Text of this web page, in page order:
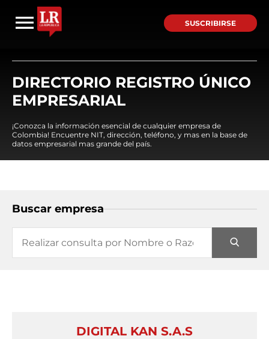
SUSCRIBIRSE
DIRECTORIO REGISTRO ÚNICO
EMPRESARIAL
¡Conozca la información esencial de cualquier empresa de
Colombia! Encuentre NIT, dirección, teléfono, y mas en la base de
datos empresarial mas grande del país.
Buscar empresa
DIGITAL KAN S.A.S